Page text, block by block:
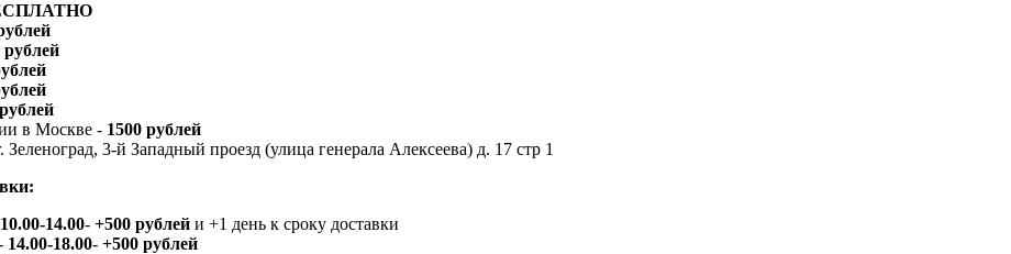
рублей
в Москве - 1500 рублей
3-й Западный проезд (улица генерала Алексеева) д. 17 стр 1
10.00-14.00- +500 рублей и +1 день к сроку доставки
14.00-18.00- +500 рублей